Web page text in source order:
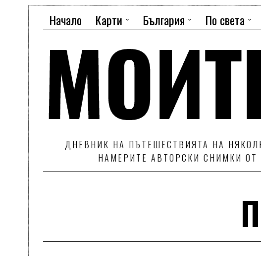
Начало Карти България По света
ДНЕВНИК НА ПЪТЕШЕСТВИЯТА НА
НАМЕРИТЕ АВТОРСКИ СНИМКИ